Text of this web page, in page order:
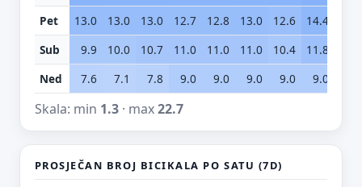
Pet
13.0 13.0 13.0 12.7 12.8 13.0 12.6 14.4
Sub
9.9 10.0 10.7 11.0 11.0 11.0 10.4 11.8
Ned
7.6 7.1 7.8 9.0 9.0 9.0 9.0 9.0
Skala: min 1.3· max22.7
PROSJEČAN BROJ BICIKALA PO SATU (7D)